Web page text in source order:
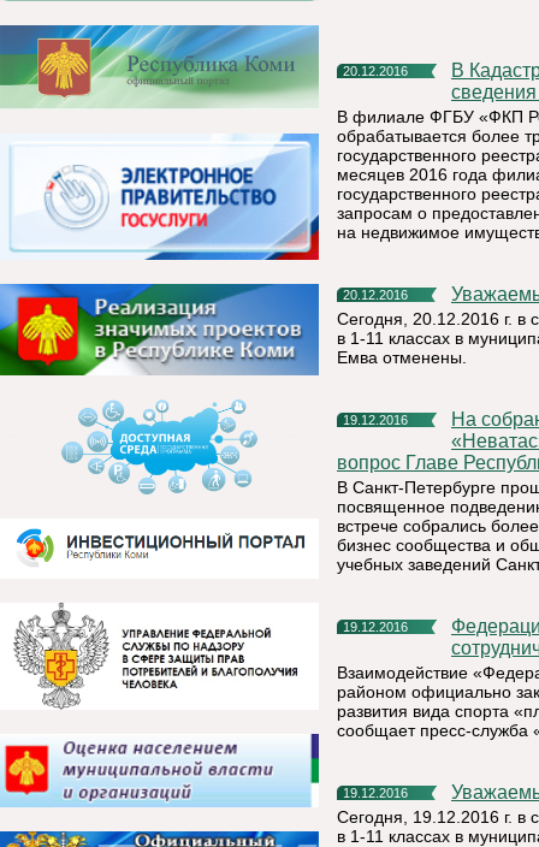
20.12.2016
В Кадастровой палате по Республике Коми можно получить
В филиале ФГБУ «ФКП
обрабатывается более
государственного
месяцев 2016 года
государственного
запросам о
на недвижимое
20.12.2016
Сегодня, 20.12.2016 г. в
в 1-11 классах в
Емва отменены.
19.12.2016
На собрании Санкт-Петербургского коми землячества
вопрос Главе
В Санкт-Петербурге
посвященное
встрече собрались
бизнес сообщества и
учебных заведений
19.12.2016
Федерация плавания РК заключила соглашение о
Взаимодействие
районом официально
развития вида спорта
сообщает пресс-служба
19.12.2016
Сегодня, 19.12.2016 г. в
в 1-11 классах в